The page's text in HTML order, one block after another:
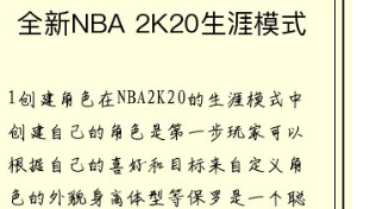
：全新NBA 2K20生涯模式